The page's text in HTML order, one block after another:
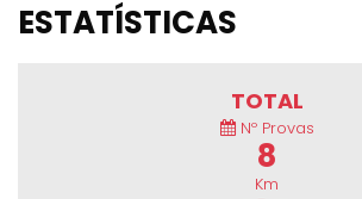
ESTATÍSTICAS
TOTAL
Nº Provas
8
Km